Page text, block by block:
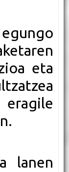
eta
eragile
lanen